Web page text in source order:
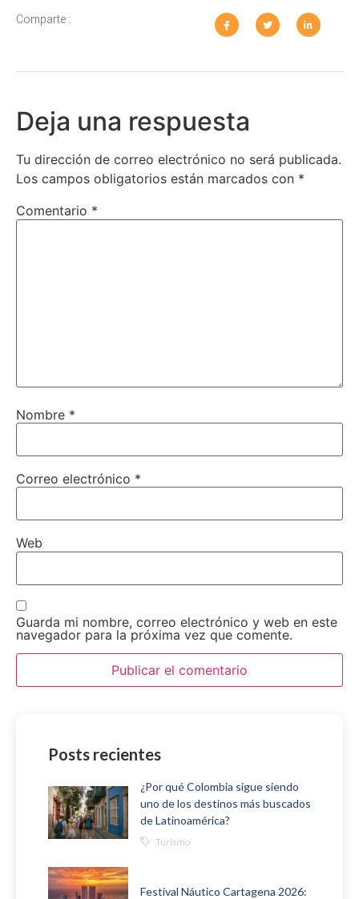
Comparte :
Deja una respuesta
Tu dirección de correo electrónico no será publicada.
Los campos obligatorios están marcados con *
Comentario *
Nombre *
Correo electrónico *
Web
Guarda mi nombre, correo electrónico y web en este
navegador para la próxima vez que comente.
Posts recientes
¿Por qué Colombia sigue siendo
uno de los destinos más buscados
de Latinoamérica?
Turismo
Festival Náutico Cartagena 2026: